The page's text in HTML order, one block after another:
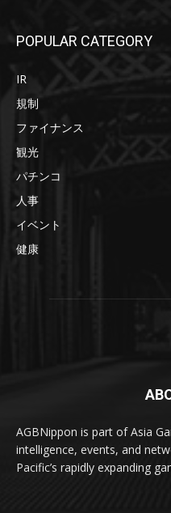
POPULAR CATEGORY
IR
規制
ファイナンス
観光
パチンコ
人事
イベント
健康
AGBNippon is part of Asia
intelligence, events, and
Pacific’s rapidly expanding